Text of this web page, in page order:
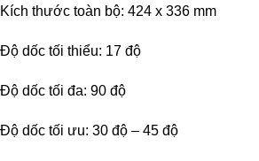
Kích thước toàn bộ: 424 x 336 mm
Độ dốc tối thiểu: 17 độ
Độ dốc tối đa: 90 độ
Độ dốc tối ưu: 30 độ – 45 độ